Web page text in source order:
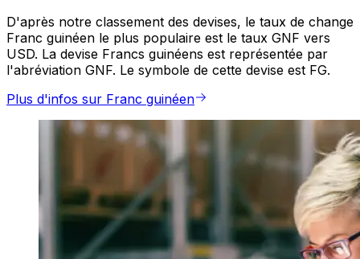
D'après notre classement des devises, le taux de change
Franc guinéen le plus populaire est le taux GNF vers
USD. La devise Francs guinéens est représentée par
l'abréviation GNF. Le symbole de cette devise est FG.
Plus d'infos sur Franc guinéen